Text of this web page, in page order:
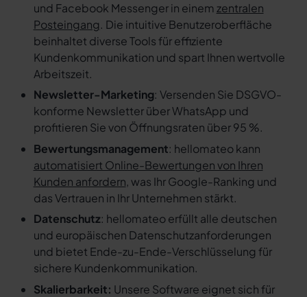
und Facebook Messenger in einem zentralen
Posteingang. Die intuitive Benutzeroberfläche
beinhaltet diverse Tools für effiziente
Kundenkommunikation und spart Ihnen wertvolle
Arbeitszeit.
Newsletter-Marketing: Versenden Sie DSGVO-
konforme Newsletter über WhatsApp und
profitieren Sie von Öffnungsraten über 95 %.
Bewertungsmanagement: hellomateo kann
automatisiert Online-Bewertungen von Ihren
Kunden anfordern, was Ihr Google-Ranking und
das Vertrauen in Ihr Unternehmen stärkt.
Datenschutz: hellomateo erfüllt alle deutschen
und europäischen Datenschutzanforderungen
und bietet Ende-zu-Ende-Verschlüsselung für
sichere Kundenkommunikation.
Skalierbarkeit: Unsere Software eignet sich für